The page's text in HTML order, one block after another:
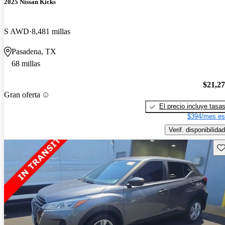
2025 Nissan Kicks
S AWD 8,481 millas
Pasadena, TX
68 millas
Gran oferta
El precio incluye tasas
$394/mes
Verif. disponibilidad